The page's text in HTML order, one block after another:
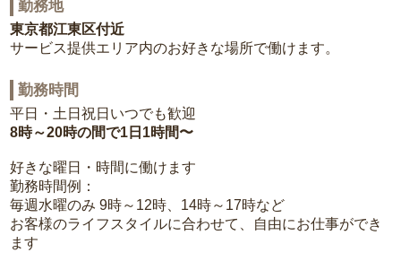
勤務地
東京都江東区付近
サービス提供エリア内のお好きな場所で働けます。
勤務時間
平日・土日祝日いつでも歓迎
8時～20時の間で1日1時間〜
好きな曜日・時間に働けます
勤務時間例：
毎週水曜のみ 9時～12時、14時～17時など
お客様のライフスタイルに合わせて、自由にお仕事ができ
ます